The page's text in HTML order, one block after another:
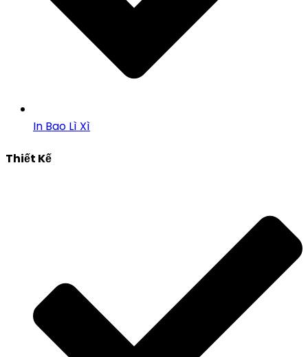
In Bao Lì Xì
Thiết Kế